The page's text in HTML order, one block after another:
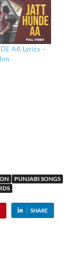
AA Lyrics –
PUNJABI SONGS
SHARE